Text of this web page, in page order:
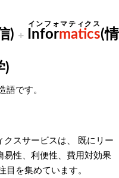
) + Informatics
インフォマティクス
(情
)
語です。
スサービスは、
易性、利便性、費用対効果
目を集めています。